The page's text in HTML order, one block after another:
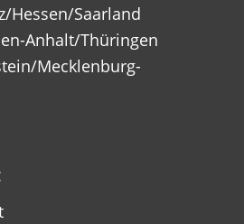
Hessen/Saarland
Anhalt/Thüringen
Mecklenburg-